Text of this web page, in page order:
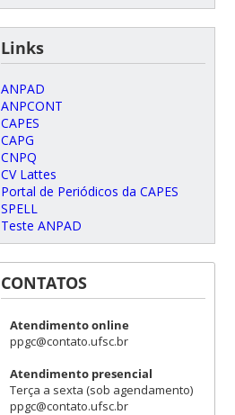
Links
ANPAD
ANPCONT
CAPES
CAPG
CNPQ
CV Lattes
Portal de Periódicos da CAPES
SPELL
Teste ANPAD
CONTATOS
Atendimento online
ppgc@contato.ufsc.br
Atendimento presencial
Terça a sexta (sob agendamento)
ppgc@contato.ufsc.br